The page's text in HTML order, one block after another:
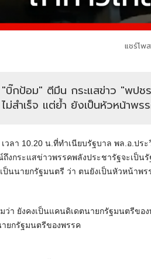
แชร์โพส
"บิ๊กป้อม" ตีมึน กระแสข่าว "พปช
ไม่สำเร็จ แต่ย้ำ ยังเป็นหัวหน้าพ
เวลา 10.20 น.ที่ทำเนียบรัฐบาล พล.อ.ป
งกระแสข่าวพรรคพลังประชารัฐจะเป็น
ป็นนายกรัฐมนตรี ว่า ตนยังเป็นหัวหน้าพร
ว่า ยังคงเป็นแคนดิเดตนายกรัฐมนตรีขอ
ยกรัฐมนตรีของพรรค